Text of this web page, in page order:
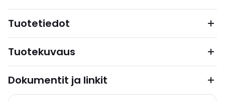
Tuotetiedot
Tuotekuvaus
Dokumentit ja linkit